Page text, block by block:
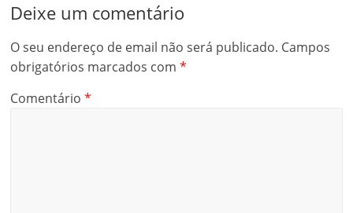
Deixe um comentário
O seu endereço de email não será publicado. Campos
obrigatórios marcados com*
Comentário*